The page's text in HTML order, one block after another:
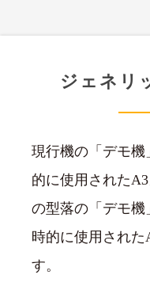
ジェネリ
現行機の「デモ
的に使用された
の型落の「デモ
時的に使用された
す。